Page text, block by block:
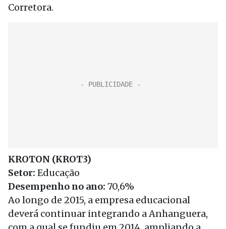
Corretora.
KROTON (KROT3)
Setor: Educação
Desempenho no ano: 70,6%
Ao longo de 2015, a empresa educacional
deverá continuar integrando a Anhanguera,